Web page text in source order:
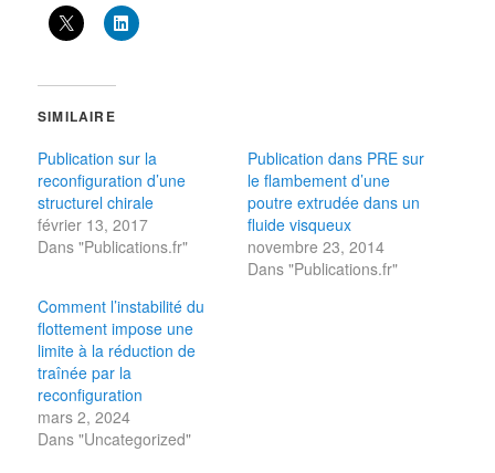
SIMILAIRE
Publication sur la
reconfiguration d’une
structurel chirale
février 13, 2017
Dans "Publications.fr"
Publication dans PRE sur
le flambement d’une
poutre extrudée dans un
fluide visqueux
novembre 23, 2014
Dans "Publications.fr"
Comment l’instabilité du
flottement impose une
limite à la réduction de
traînée par la
reconfiguration
mars 2, 2024
Dans "Uncategorized"